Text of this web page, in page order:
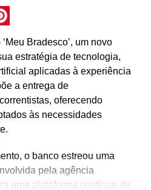
primeira mensalidade para
Garantida’ de Bigfral
segurança e qualidade
Bradesco’, um novo
estratégia de tecnologia,
aplicadas à experiência
a entrega de
oferecendo
às necessidades
o banco estreou uma
pela agência
uma plataforma contínua de